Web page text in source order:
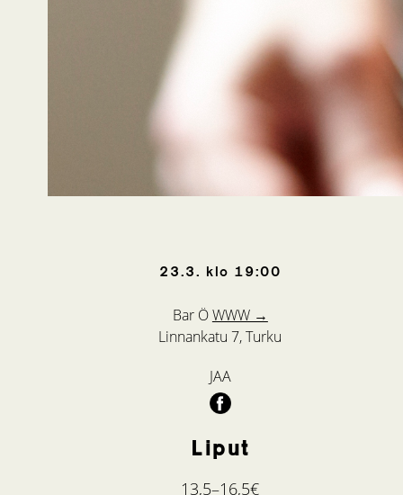
23.3. klo 19:00
Bar ÖWWW →
Linnankatu 7, Turku
JAA
Liput
13,5–16,5€